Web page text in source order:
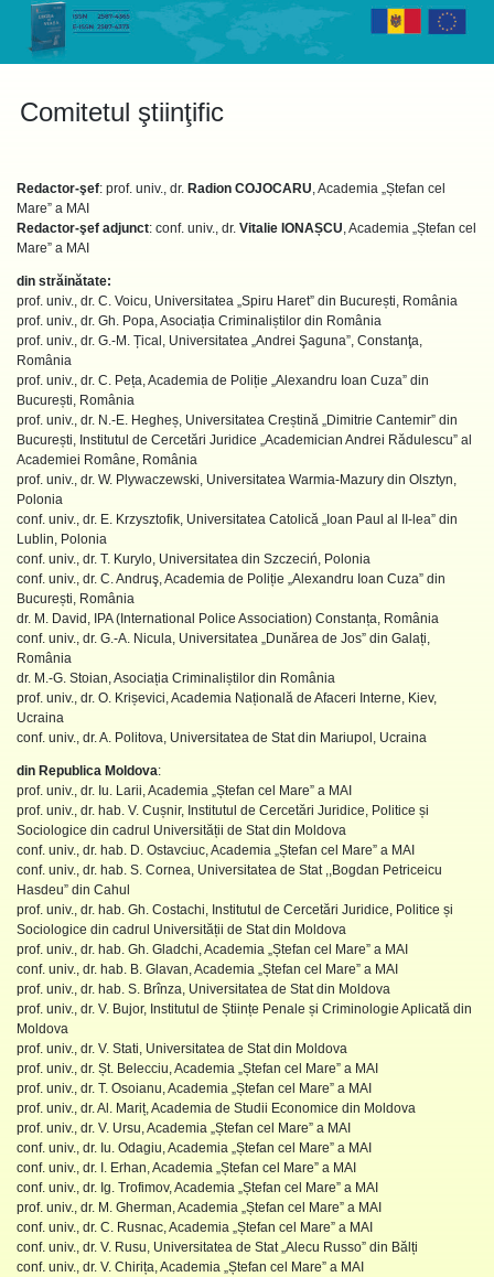
content
Comitetul ştiinţific
Redactor-şef: prof. univ., dr. Radion COJOCARU, Academia „Ștefan cel
Mare” a MAI
Redactor-şef adjunct: conf. univ., dr. Vitalie IONAȘCU, Academia „Ștefan cel
Mare” a MAI
din străinătate:
prof. univ., dr. C. Voicu, Universitatea „Spiru Haret” din București, România
prof. univ., dr. Gh. Popa, Asociația Criminaliștilor din România
prof. univ., dr. G.-M. Țical, Universitatea „Andrei Şaguna”, Constanţa,
România
prof. univ., dr. C. Peța, Academia de Poliție „Alexandru Ioan Cuza” din
București, România
prof. univ., dr. N.-E. Hegheș, Universitatea Creștină „Dimitrie Cantemir” din
București, Institutul de Cercetări Juridice „Academician Andrei Rădulescu” al
Academiei Române, România
prof. univ., dr. W. Plywaczewski, Universitatea Warmia-Mazury din Olsztyn,
Polonia
conf. univ., dr. E. Krzysztofik, Universitatea Catolică „Ioan Paul al II-lea” din
Lublin, Polonia
conf. univ., dr. T. Kurylo, Universitatea din Szczeciń, Polonia
conf. univ., dr. C. Andruş, Academia de Poliție „Alexandru Ioan Cuza” din
București, România
dr. M. David, IPA (International Police Association) Constanța, România
conf. univ., dr. G.-A. Nicula, Universitatea „Dunărea de Jos” din Galați,
România
dr. M.-G. Stoian, Asociația Criminaliștilor din România
prof. univ., dr. O. Krișevici, Academia Națională de Afaceri Interne, Kiev,
Ucraina
conf. univ., dr. A. Politova, Universitatea de Stat din Mariupol, Ucraina
din Republica Moldova:
prof. univ., dr. Iu. Larii, Academia „Ștefan cel Mare” a MAI
prof. univ., dr. hab. V. Cușnir, Institutul de Cercetări Juridice, Politice și
Sociologice din cadrul Universității de Stat din Moldova
conf. univ., dr. hab. D. Ostavciuc, Academia „Ștefan cel Mare” a MAI
conf. univ., dr. hab. S. Cornea, Universitatea de Stat ,,Bogdan Petriceicu
Hasdeu” din Cahul
prof. univ., dr. hab. Gh. Costachi, Institutul de Cercetări Juridice, Politice și
Sociologice din cadrul Universității de Stat din Moldova
prof. univ., dr. hab. Gh. Gladchi, Academia „Ștefan cel Mare” a MAI
conf. univ., dr. hab. B. Glavan, Academia „Ștefan cel Mare” a MAI
prof. univ., dr. hab. S. Brînza, Universitatea de Stat din Moldova
prof. univ., dr. V. Bujor, Institutul de Științe Penale și Criminologie Aplicată din
Moldova
prof. univ., dr. V. Stati, Universitatea de Stat din Moldova
prof. univ., dr. Șt. Belecciu, Academia „Ștefan cel Mare” a MAI
prof. univ., dr. T. Osoianu, Academia „Ștefan cel Mare” a MAI
prof. univ., dr. Al. Mariț, Academia de Studii Economice din Moldova
prof. univ., dr. V. Ursu, Academia „Ștefan cel Mare” a MAI
conf. univ., dr. Iu. Odagiu, Academia „Ștefan cel Mare” a MAI
conf. univ., dr. I. Erhan, Academia „Ștefan cel Mare” a MAI
conf. univ., dr. Ig. Trofimov, Academia „Ștefan cel Mare” a MAI
prof. univ., dr. M. Gherman, Academia „Ștefan cel Mare” a MAI
conf. univ., dr. C. Rusnac, Academia „Ștefan cel Mare” a MAI
conf. univ., dr. V. Rusu, Universitatea de Stat „Alecu Russo” din Bălți
conf. univ., dr. V. Chirița, Academia „Ștefan cel Mare” a MAI